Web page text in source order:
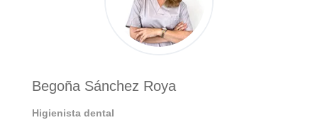
Begoña Sánchez Roya
Higienista dental